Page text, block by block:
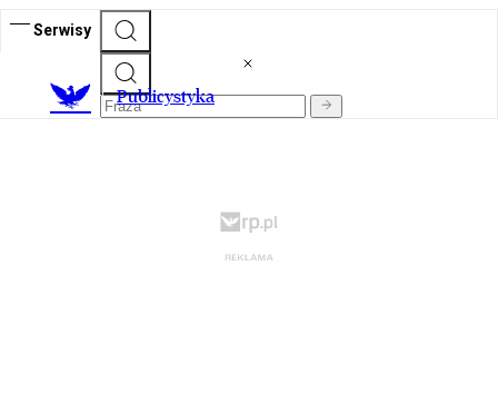
Serwisy
Publicystyka